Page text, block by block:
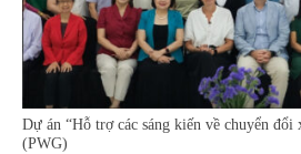
Dự án “Hỗ trợ các sáng kiến về chuyển đổi
(PWG)